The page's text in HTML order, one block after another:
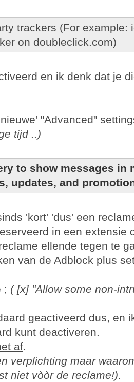
trackers (For example:
on doubleclick.com)
en ik denk dat je
"Advanced"
tijd ..)
to show messages in
updates, and
'kort' 'dus' een
in een extensie
ellende tegen te
van de Adblock plus
; ( [x] "Allow some non-
geactiveerd dus, en
kunt deactiveren.
af.
verplichting maar
niet vòòr de reclame!).